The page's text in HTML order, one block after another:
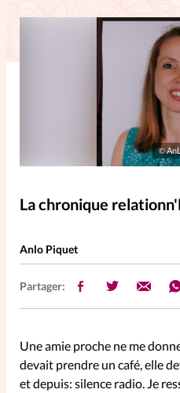
Chroniques
La Bible au
PersonnElles
©
La chronique
Anlo Piquet
Partager:
Une amie proche ne me
devait prendre un café, elle
et depuis: silence radio. Je